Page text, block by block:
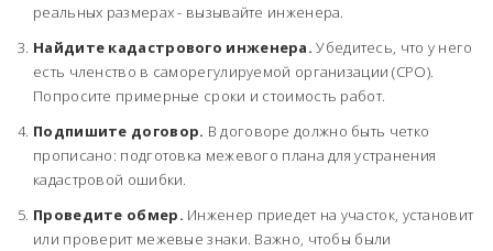
реальных размерах - вызывайте инженера.
Найдите кадастрового инженера. Убедитесь, что у него
есть членство в саморегулируемой организации (СРО).
Попросите примерные сроки и стоимость работ.
Подпишите договор. В договоре должно быть четко
прописано: подготовка межевого плана для устранения
кадастровой ошибки.
Проведите обмер. Инженер приедет на участок, установит
или проверит межевые знаки. Важно, чтобы были